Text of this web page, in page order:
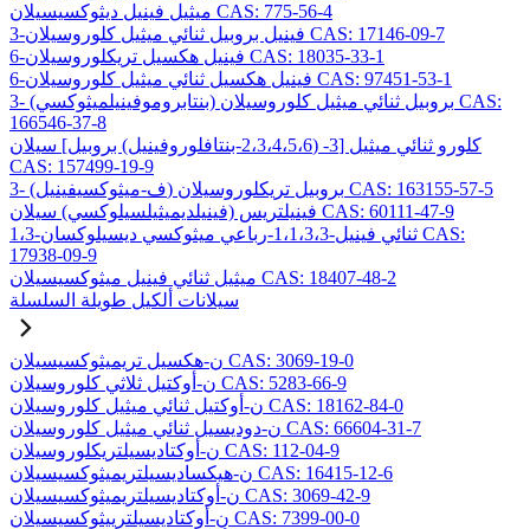
ميثيل فينيل ديثوكسيسيلان CAS: 775-56-4
3-فينيل بروبيل ثنائي ميثيل كلوروسيلان CAS: 17146-09-7
6-فينيل هكسيل تريكلوروسيلان CAS: 18035-33-1
6-فينيل هكسيل ثنائي ميثيل كلوروسيلان CAS: 97451-53-1
3- (بنتابروموفينيلميثوكسي) بروبيل ثنائي ميثيل كلوروسيلان CAS:
166546-37-8
كلورو ثنائي ميثيل [3- (2،3،4،5،6-بنتافلوروفينيل) بروبيل] سيلان
CAS: 157499-19-9
3- (ف-ميثوكسيفينيل) بروبيل تريكلوروسيلان CAS: 163155-57-5
فينيلتريس (فينيلديميثيلسيلوكسي) سيلان CAS: 60111-47-9
1،3-ثنائي فينيل-1،1،3،3-رباعي ميثوكسي ديسيلوكسان CAS:
17938-09-9
ميثيل ثنائي فينيل ميثوكسيسيلان CAS: 18407-48-2
سيلانات ألكيل طويلة السلسلة
ن-هكسيل تريميثوكسيسيلان CAS: 3069-19-0
ن-أوكتيل ثلاثي كلوروسيلان CAS: 5283-66-9
ن-أوكتيل ثنائي ميثيل كلوروسيلان CAS: 18162-84-0
ن-دوديسيل ثنائي ميثيل كلوروسيلان CAS: 66604-31-7
ن-أوكتاديسيلتريكلوروسيلان CAS: 112-04-9
ن-هيكساديسيلتريميثوكسيسيلان CAS: 16415-12-6
ن-أوكتاديسيلتريميثوكسيسيلان CAS: 3069-42-9
ن-أوكتاديسيلترييثوكسيسيلان CAS: 7399-00-0